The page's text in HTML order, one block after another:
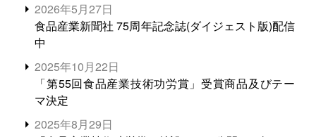
2026年5月27日
食品産業新聞社 75周年記念誌(ダイジェスト版)配信
中
2025年10月22日
「第55回食品産業技術功労賞」受賞商品及びテー
マ決定
2025年8月29日